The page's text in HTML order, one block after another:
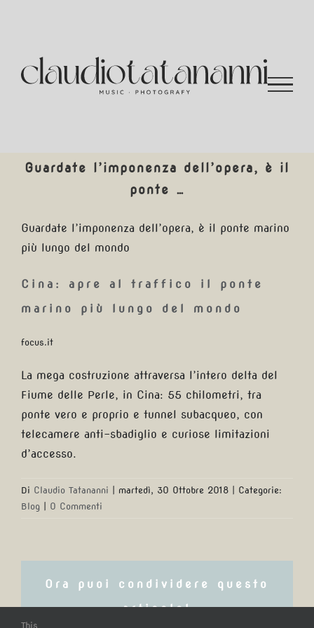
Guardate l’imponenza dell’opera, è il
ponte …
Guardate l’imponenza dell’opera, è il ponte marino
più lungo del mondo
Cina: apre al traffico il ponte
marino più lungo del mondo
focus.it
La mega costruzione attraversa l’intero delta del
Fiume delle Perle, in Cina: 55 chilometri, tra
ponte vero e proprio e tunnel subacqueo, con
telecamere anti-sbadiglio e curiose limitazioni
d’accesso.
Di Claudio Tatananni martedì, 30 Ottobre 2018
Categorie:
Blog
0 Commenti
Ora puoi condividere questo
articolo!
This